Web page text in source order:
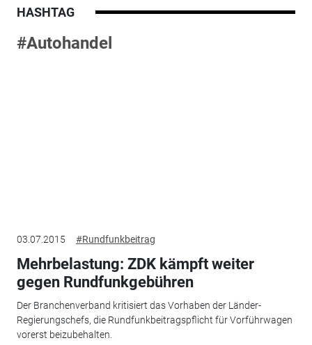
HASHTAG
#Autohandel
03.07.2015 #Rundfunkbeitrag
Mehrbelastung: ZDK kämpft weiter
gegen Rundfunkgebühren
Der Branchenverband kritisiert das Vorhaben der Länder-
Regierungschefs, die Rundfunkbeitragspflicht für Vorführwagen
vorerst beizubehalten.